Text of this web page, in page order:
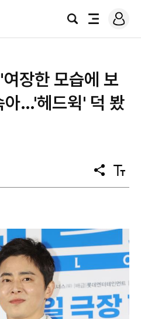
검
전
로
그
장한 모습에 보
아…'헤드윅' 덕 봤
공
유
텍
스